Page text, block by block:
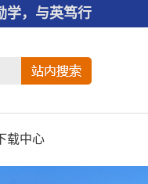
学，与英笃行
载中心